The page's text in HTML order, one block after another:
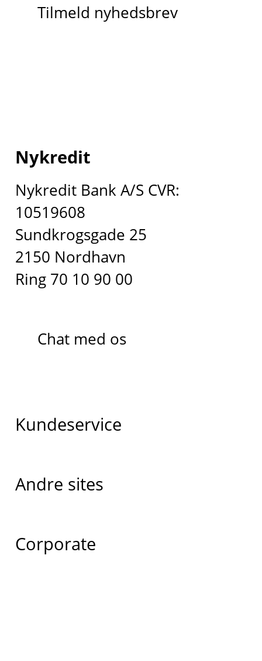
Tilmeld nyhedsbrev
Nykredit
Nykredit Bank A/S CVR:
10519608
Sundkrogsgade 25
2150 Nordhavn
Ring 70 10 90 00
Chat med os
Kundeservice
Andre sites
Corporate